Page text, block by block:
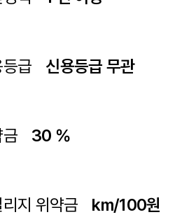
급 신용등급 무관
30 %
리지 위약금 km/100원